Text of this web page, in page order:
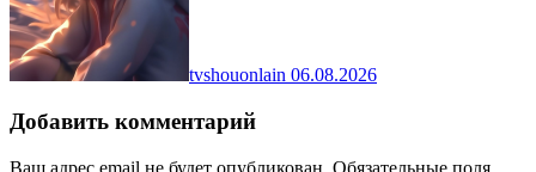
tvshouonlain 06.08.2026
Добавить комментарий
Ваш адрес email не будет опубликован. Обязательные поля